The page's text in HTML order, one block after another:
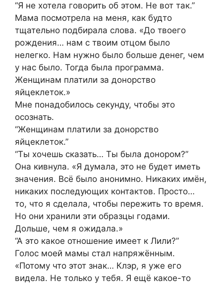
“Я не хотела говорить об этом. Не вот так.”
Мама посмотрела на меня, как будто
тщательно подбирала слова. «До твоего
рождения… нам с твоим отцом было
нелегко. Нам нужно было больше денег, чем
у нас было. Тогда была программа.
Женщинам платили за донорство
яйцеклеток.»
Мне понадобилось секунду, чтобы это
осознать.
“Женщинам платили за донорство
яйцеклеток.”
“Ты хочешь сказать… Ты была донором?”
Она кивнула. «Я думала, это не будет иметь
значения. Всё было анонимно. Никаких имён,
никаких последующих контактов. Просто…
то, что я сделала, чтобы пережить то время.
Но они хранили эти образцы годами.
Дольше, чем я ожидала.»
“А это какое отношение имеет к Лили?”
Голос моей мамы стал напряжённым.
«Потому что этот знак… Клэр, я уже его
видела. Не только у тебя. Я ещё какое-то